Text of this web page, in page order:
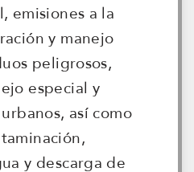
emisiones a la
y manejo
peligrosos,
especial y
así como
y descarga de